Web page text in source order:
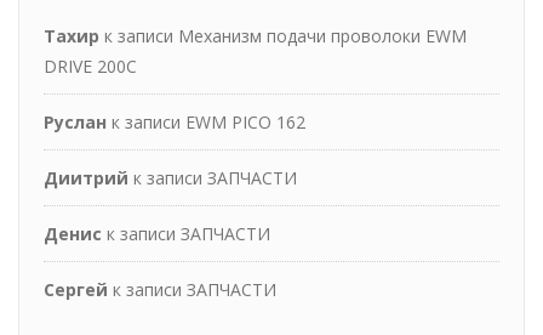
Тахир к записи Механизм подачи проволоки EWM
DRIVE 200С
Руслан к записи EWM PICO 162
Диитрий к записи ЗАПЧАСТИ
Денис к записи ЗАПЧАСТИ
Сергей к записи ЗАПЧАСТИ